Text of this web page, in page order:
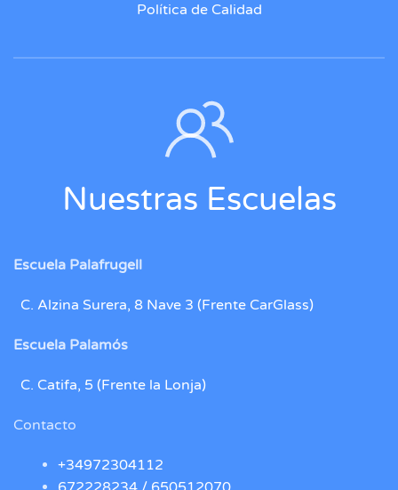
Política de Calidad
Nuestras Escuelas
Escuela Palafrugell
C. Alzina Surera, 8 Nave 3 (Frente CarGlass)
Escuela Palamós
C. Catifa, 5 (Frente la Lonja)
Contacto
+34972304112